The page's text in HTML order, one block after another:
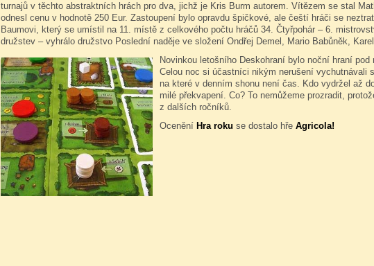
turnajů v těchto abstraktních hrách pro dva, jichž je Kris Burm autorem. Vítězem se stal
odnesl cenu v hodnotě 250 Eur. Zastoupení bylo opravdu špičkové, ale čeští hráči se
Baumovi, který se umístil na 11. místě z celkového počtu hráčů 34. Čtyřpohár – 6.
družstev – vyhrálo družstvo Poslední naděje ve složení Ondřej Demel, Mario Babůněk,
Novinkou letošního Deskohraní bylo noční hraní
Celou noc si účastníci nikým nerušení vychutnávali
na které v denním shonu není čas. Kdo vydržel až
milé překvapení. Co? To nemůžeme prozradit,
z dalších ročníků.
Ocenění Hra roku se dostalo hřeAgricola!